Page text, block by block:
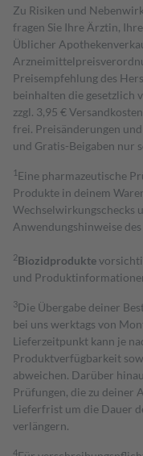
Zu Risiken und
fragen Sie Ihre Ärztin,
Üblicher
Preisempfehlung des
beinhalten die gesetzlich
zzgl. 3,95 €
frei. Preisänderungen
und Gratis-Beigaben nur
1 Eine pharmazeutische
Produkte in deinem
Wechselwirkungschecks
Anwendungshinweise
2Biozidprodukte
und
3Die Übergabe deiner
bei uns werktags von
Lieferzeitpunkt kann je
Produktverfügbarkeit
abweichen. Darüber
Prüfungen, die zu deiner
Lieferfrist um die Dauer
verlängern.
4